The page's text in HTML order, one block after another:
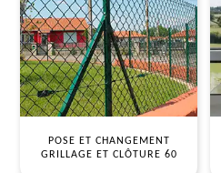
POSE ET CHANGEMENT
GRILLAGE ET CLÔTURE 60